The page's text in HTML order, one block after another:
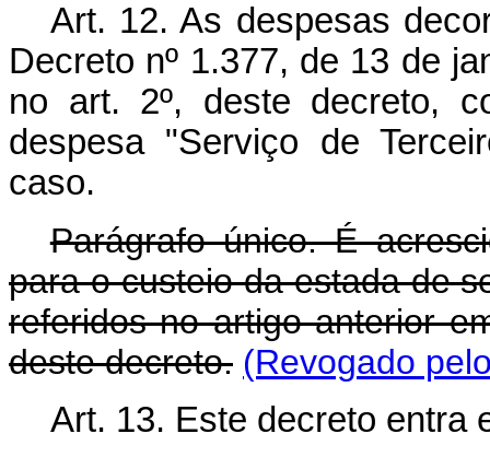
Art. 12. As despesas
Decreto nº 1.377, de 13 de
no art. 2º, deste decreto,
despesa "Serviço de
caso.
Parágrafo único. É
para o custeio da estada de
referidos no artigo anterior
deste decreto. (Revogado
Art. 13. Este decreto entra